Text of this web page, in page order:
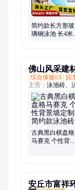
简约款长方形玻
璃钢泳池 长4米宽
佛山风采建
综合体验L0
回
主营： 泳池砖、
抓手瓷砖
古典黑白棋盘格
马赛克 个性背景
安丘市富祥